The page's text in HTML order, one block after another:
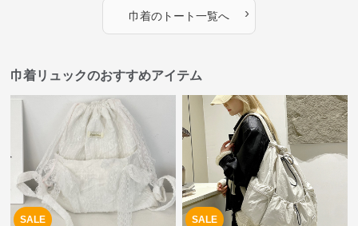
巾着のトート一覧へ ›
巾着リュックのおすすめアイテム
SALE SALE